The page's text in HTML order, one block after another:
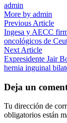
admin
More by admin
Navegación
de
entradas
Previous Article
Ingesa y AECC
oncológicos de
Next ArticleNext
article:
Expresidente Jair
hernia inguinal
Deja un
Tu dirección de
obligatorios están